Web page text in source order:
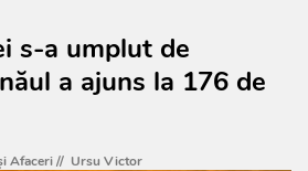
s-a umplut de
a ajuns la 176 de
Afaceri// Ursu Victor